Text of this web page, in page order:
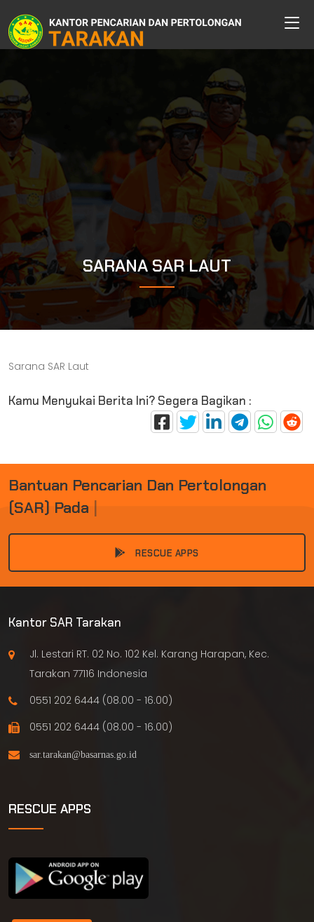
SARANA SAR LAUT
Sarana SAR Laut
Kamu Menyukai Berita Ini? Segera Bagikan :
BANTUAN PENCARIAN DAN PERTOLONGAN
(SAR) PADA
RESCUE APPS
Kantor SAR Tarakan
Jl. Lestari RT. 02 No. 102 Kel. Karang Harapan, Kec.
Tarakan 77116 Indonesia
0551 202 6444 (08.00 - 16.00)
0551 202 6444 (08.00 - 16.00)
RESCUE APPS